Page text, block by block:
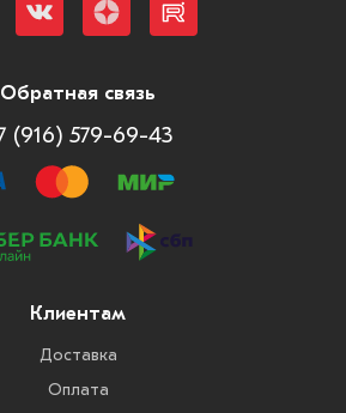
Обратная связь
(916) 579-69-43
Клиентам
Доставка
Оплата